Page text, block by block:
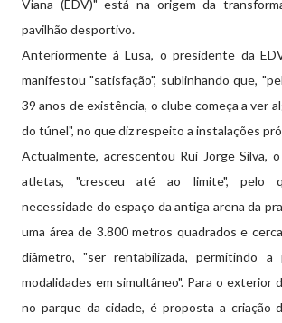
Viana (EDV)" está na origem da
pavilhão desportivo.
Anteriormente à Lusa, o presidente da
manifestou "satisfação", sublinhando que,
39 anos de existência, o clube começa a ver
do túnel", no que diz respeito a instalações
Actualmente, acrescentou Rui Jorge Silva,
atletas, "cresceu até ao limite", pelo
necessidade do espaço da antiga arena da
uma área de 3.800 metros quadrados e
diâmetro, "ser rentabilizada, permitindo a
modalidades em simultâneo". Para o exterior
no parque da cidade, é proposta a criação